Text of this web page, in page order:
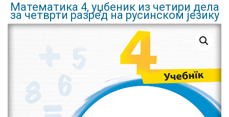
Математика 4, уџбеник из четири дела
за четврти разред на русинском језику